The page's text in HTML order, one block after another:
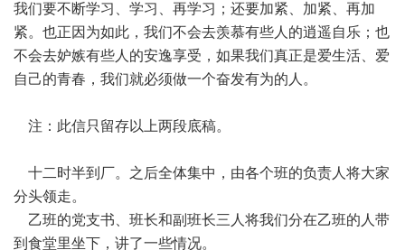
我们要不断学习、学习、再学习；还要加紧、加紧、再加
紧。也正因为如此，我们不会去羡慕有些人的逍遥自乐；也
不会去妒嫉有些人的安逸享受，如果我们真正是爱生活、爱
自己的青春，我们就必须做一个奋发有为的人。
注：此信只留存以上两段底稿。
十二时半到厂。之后全体集中，由各个班的负责人将大家
分头领走。
乙班的党支书、班长和副班长三人将我们分在乙班的人带
到食堂里坐下，讲了一些情况。